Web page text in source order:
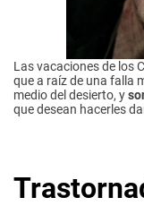
Las vacaciones de los
que a raíz de una falla
medio del desierto, y
que desean hacerles